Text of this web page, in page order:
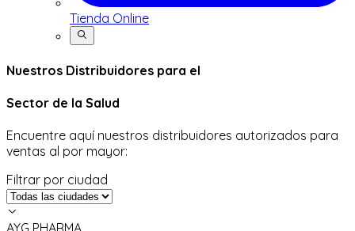
Tienda Online
Buscar
Nuestros Distribuidores para el
Sector de la Salud
Encuentre aquí nuestros distribuidores autorizados para
ventas al por mayor:
Filtrar por ciudad